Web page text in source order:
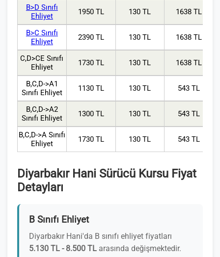
B>D Sınıfı
Ehliyet
1950 TL 130 TL 1638 TL
B>C Sınıfı
Ehliyet
2390 TL 130 TL 1638 TL
C,D>CE Sınıfı
Ehliyet
1730 TL 130 TL 1638 TL
B,C,D->A1
Sınıfı Ehliyet
1130 TL 130 TL 543 TL
B,C,D->A2
Sınıfı Ehliyet
1300 TL 130 TL 543 TL
B,C,D->A Sınıfı
Ehliyet
1730 TL 130 TL 543 TL
Diyarbakır Hani Sürücü Kursu Fiyat
Detayları
B Sınıfı Ehliyet
Diyarbakır Hani'da B sınıfı ehliyet fiyatları
5.130 TL - 8.500 TL arasında değişmektedir.